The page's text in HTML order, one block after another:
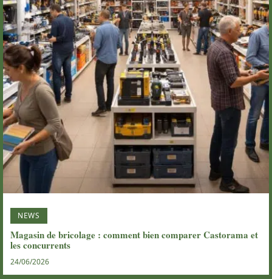
NEWS
Magasin de bricolage : comment bien comparer Castorama et
les concurrents
24/06/2026